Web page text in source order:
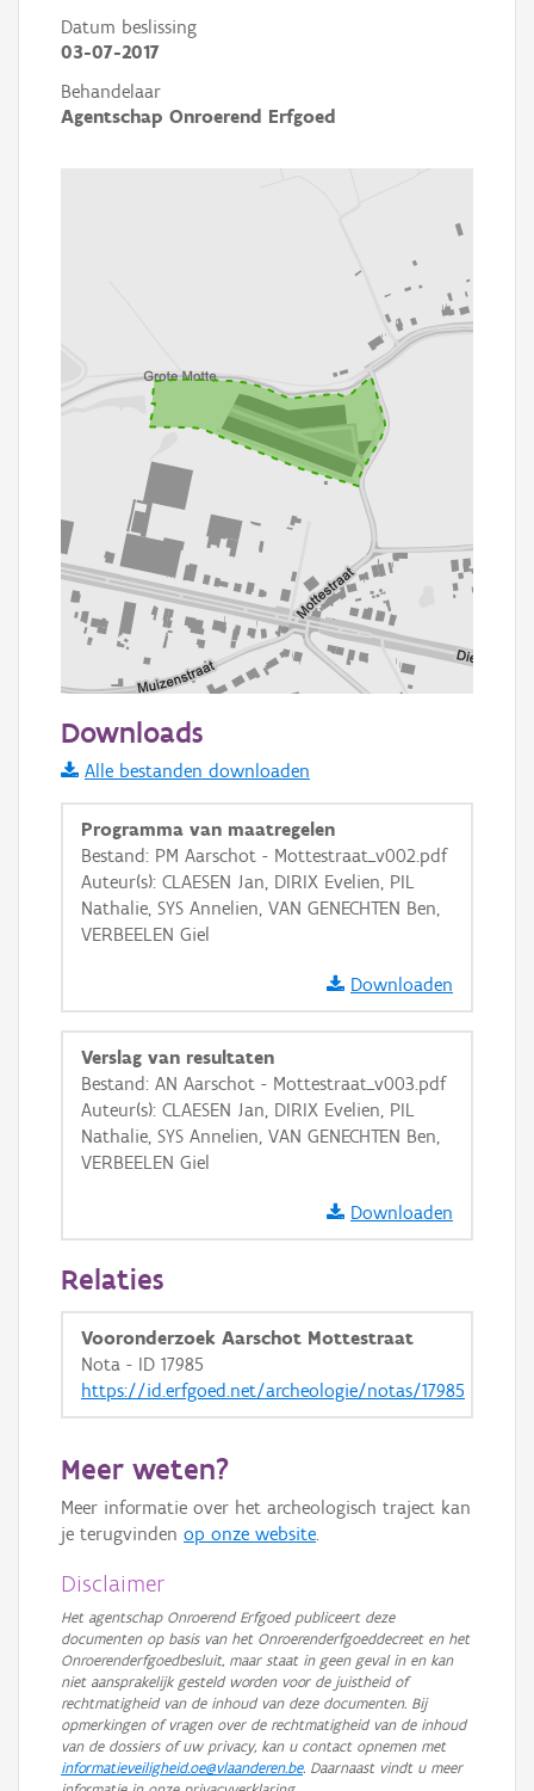
Datum beslissing
03-07-2017
Behandelaar
Agentschap Onroerend Erfgoed
Informatie Vlaanderen
i
+ −
Basis Lagen
OSM-Basiskaart
Ortho
Downloads
Alle bestanden downloaden
Programma van maatregelen
Bestand: PM Aarschot - Mottestraat_v002.pdf
Auteur(s): CLAESEN Jan, DIRIX Evelien, PIL
Nathalie, SYS Annelien, VAN GENECHTEN Ben,
VERBEELEN Giel
Downloaden
Verslag van resultaten
Bestand: AN Aarschot - Mottestraat_v003.pdf
Auteur(s): CLAESEN Jan, DIRIX Evelien, PIL
Nathalie, SYS Annelien, VAN GENECHTEN Ben,
VERBEELEN Giel
Downloaden
Relaties
Vooronderzoek Aarschot Mottestraat
Nota - ID 17985
https://id.erfgoed.net/archeologie/notas/17985
Meer weten?
Meer informatie over het archeologisch traject kan
je terugvinden op onze website.
Disclaimer
Het agentschap Onroerend Erfgoed publiceert deze
documenten op basis van het Onroerenderfgoeddecreet en het
Onroerenderfgoedbesluit, maar staat in geen geval in en kan
niet aansprakelijk gesteld worden voor de juistheid of
rechtmatigheid van de inhoud van deze documenten. Bij
opmerkingen of vragen over de rechtmatigheid van de inhoud
van de dossiers of uw privacy, kan u contact opnemen met
informatieveiligheid.oe@vlaanderen.be. Daarnaast vindt u meer